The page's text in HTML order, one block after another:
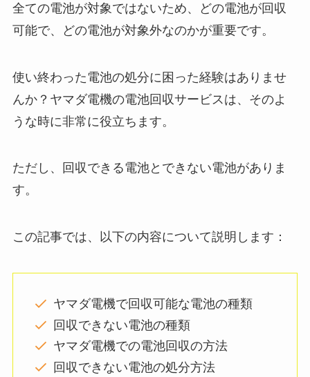
全ての電池が対象ではないため、どの電池が回収
可能で、どの電池が対象外なのかが重要です。
使い終わった電池の処分に困った経験はありませ
んか？ヤマダ電機の電池回収サービスは、そのよ
うな時に非常に役立ちます。
ただし、回収できる電池とできない電池がありま
す。
この記事では、以下の内容について説明します：
ヤマダ電機で回収可能な電池の種類
回収できない電池の種類
ヤマダ電機での電池回収の方法
回収できない電池の処分方法